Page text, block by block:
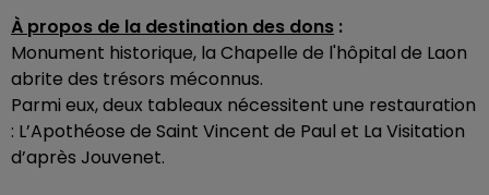
À propos de la destination des dons :
Monument historique, la Chapelle de l'hôpital de Laon
abrite des trésors méconnus.
Parmi eux, deux tableaux nécessitent une restauration
: L’Apothéose de Saint Vincent de Paul et La Visitation
d’après Jouvenet.